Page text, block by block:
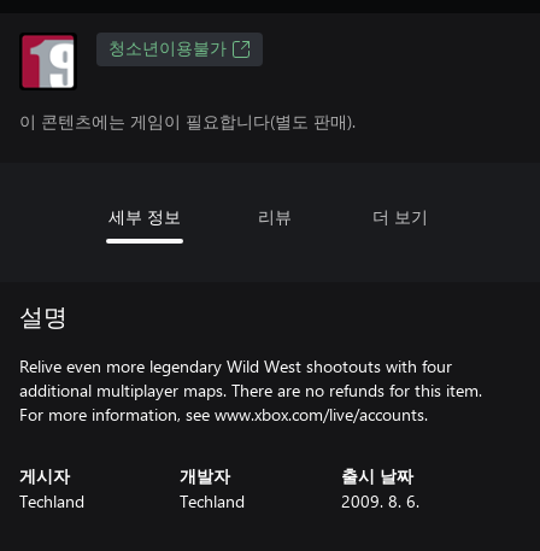
청소년이용불가
이 콘텐츠에는 게임이 필요합니다(별도 판매).
세부 정보 리뷰 더 보기
설명
Relive even more legendary Wild West shootouts with four
additional multiplayer maps. There are no refunds for this item.
For more information, see www.xbox.com/live/accounts.
게시자
Techland
개발자
Techland
출시 날짜
2009. 8. 6.